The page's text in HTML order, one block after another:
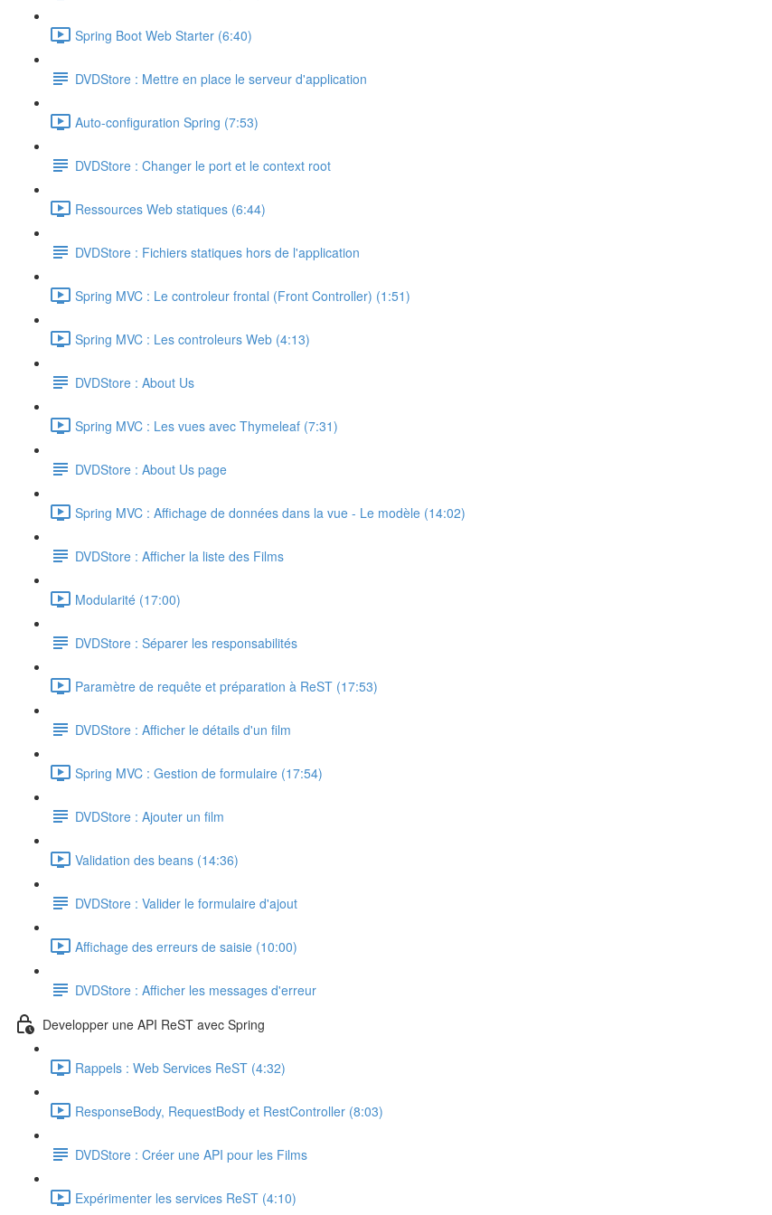
Spring Boot Web Starter (6:40)
DVDStore : Mettre en place le serveur d'application
Auto-configuration Spring (7:53)
DVDStore : Changer le port et le context root
Ressources Web statiques (6:44)
DVDStore : Fichiers statiques hors de l'application
Spring MVC : Le controleur frontal (Front Controller) (1:51)
Spring MVC : Les controleurs Web (4:13)
DVDStore : About Us
Spring MVC : Les vues avec Thymeleaf (7:31)
DVDStore : About Us page
Spring MVC : Affichage de données dans la vue - Le modèle (14:02)
DVDStore : Afficher la liste des Films
Modularité (17:00)
DVDStore : Séparer les responsabilités
Paramètre de requête et préparation à ReST (17:53)
DVDStore : Afficher le détails d'un film
Spring MVC : Gestion de formulaire (17:54)
DVDStore : Ajouter un film
Validation des beans (14:36)
DVDStore : Valider le formulaire d'ajout
Affichage des erreurs de saisie (10:00)
DVDStore : Afficher les messages d'erreur
Developper une API ReST avec Spring
Rappels : Web Services ReST (4:32)
ResponseBody, RequestBody et RestController (8:03)
DVDStore : Créer une API pour les Films
Expérimenter les services ReST (4:10)